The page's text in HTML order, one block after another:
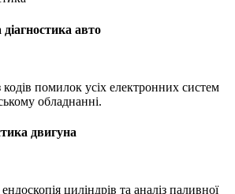
авто
кодів помилок усіх електронних систем
обладнанні.
двигуна
циліндрів та аналіз паливної